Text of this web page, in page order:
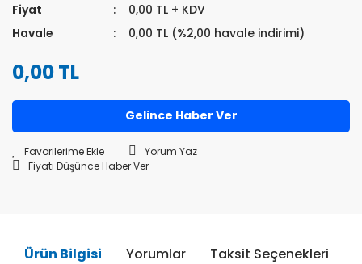
Fiyat
0,00 TL + KDV
Havale
0,00 TL (%2,00 havale indirimi)
0,00 TL
Gelince Haber Ver
Yorum Yaz
Fiyatı Düşünce Haber Ver
Ürün Bilgisi Yorumlar Taksit Seçenekleri